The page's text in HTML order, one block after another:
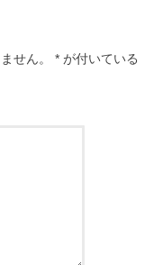
せん。 * が付いている